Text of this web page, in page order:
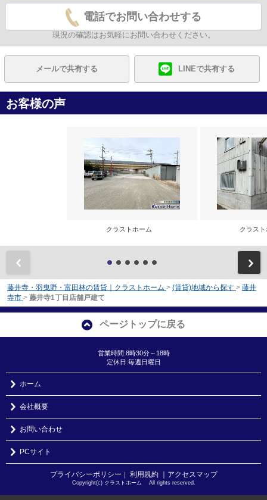
電話でお問い合わせする
現況の確認はお気軽にお問い合わせください。
メールで共有する LINEで共有する
お客様の声
クラストホーム クラス
藤井寺・羽曳野・富田林の賃貸｜クラストホーム > (賃貸)地域から探す > 藤井
寺市 > 藤井寺1丁目店舗戸建て
ページトップに戻る
営業時間:8時30分～18時
定休日:毎週日曜日
ホーム
会社概要
お問い合わせ
PCサイト
プライバシーポリシー 利用規約 ｜アクセスマップ
Copyright(c) クラストホーム All rights reserved.